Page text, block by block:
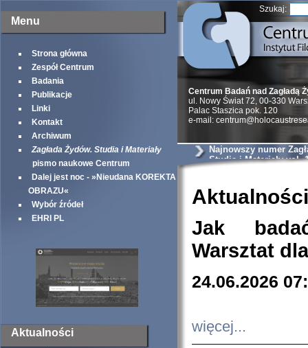
Menu
Strona główna
Zespół Centrum
Badania
Publikacje
Linki
Kontakt
Archiwum
Zagłada Żydów. Studia i Materiały
pismo naukowe Centrum
Dalej jest noc - »Nieudana KOREKTA
OBRAZU«
Wybór źródeł
EHRI PL
Aktualności
Szukaj:
Centrum Badań nad Zagładą
ul. Nowy Świat 72, 00-330
Palac Staszica pok. 120
e-mail:
Najnowszy numer
Studia i Materiały vol.
Aktualności
Jak
Warsztat
24.06.2026
więcej...